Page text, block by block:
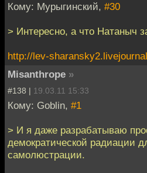
Кому: Мурыгинский, #30
> Интересно, а что Натаныч
http://lev-
Misanthrope »
#138 | 19.03.11 15:33
Кому: Goblin, #1
> И я даже разрабатываю
демократической радиации
самолюстрации.